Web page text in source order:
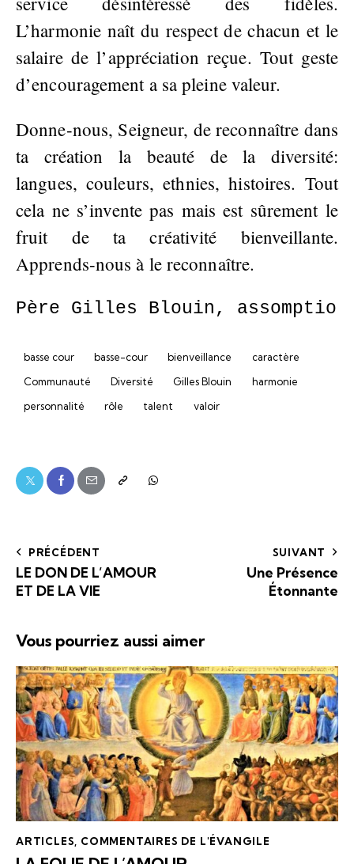
L’harmonie naît du respect de chacun et le
salaire de l’appréciation reçue. Tout geste
d’encouragement a sa pleine valeur.
Donne-nous, Seigneur, de reconnaître dans
ta création la beauté de la diversité:
langues, couleurs, ethnies, histoires. Tout
cela ne s’invente pas mais est sûrement le
fruit de ta créativité bienveillante.
Apprends-nous à le reconnaître.
Père Gilles Blouin,
basse cour basse-cour bienveillance
caractère
Communauté
Diversité Gilles Blouin
harmonie
personnalité
rôle talent valoir
PRÉCÉDENT
LE DON DE L’AMOUR
ET DE LA VIE
SUIVANT
Une Présence
Étonnante
Vous pourriez aussi aimer
ARTICLES COMMENTAIRES DE L'ÉVANGILE